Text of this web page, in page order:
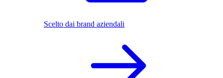
Scelto dai brand aziendali